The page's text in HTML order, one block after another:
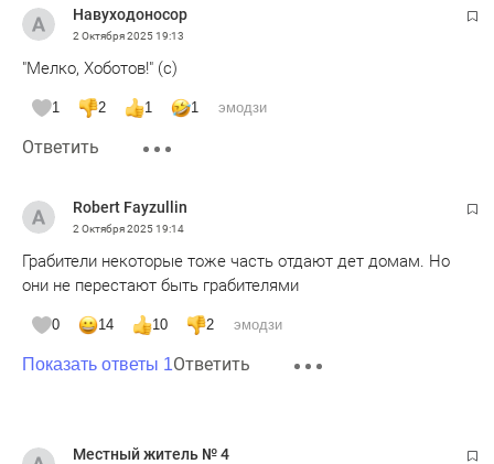
Навуходоносор
2 Октября 202519:13
"Мелко, Хоботов!" (с)
1 2 1 1 эмодзи
Ответить
Robert Fayzullin
2 Октября 202519:14
Грабители некоторые тоже часть отдают дет домам. Но
они не перестают быть грабителями
0 14 10 2 эмодзи
Показать ответы 1Ответить
Местный житель № 4